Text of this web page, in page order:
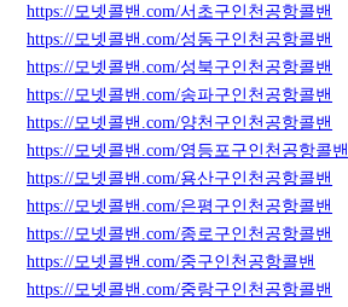
https://모넷콜밴.com/서초구인천공항콜밴
https://모넷콜밴.com/성동구인천공항콜밴
https://모넷콜밴.com/성북구인천공항콜밴
https://모넷콜밴.com/송파구인천공항콜밴
https://모넷콜밴.com/양천구인천공항콜밴
https://모넷콜밴.com/영등포구인천공항콜밴
https://모넷콜밴.com/용산구인천공항콜밴
https://모넷콜밴.com/은평구인천공항콜밴
https://모넷콜밴.com/종로구인천공항콜밴
https://모넷콜밴.com/중구인천공항콜밴
https://모넷콜밴.com/중랑구인천공항콜밴